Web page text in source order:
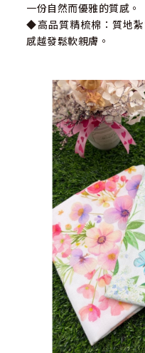
一份自然而優雅的質感。
◆高品質精梳棉：質地
感越發鬆軟親膚。